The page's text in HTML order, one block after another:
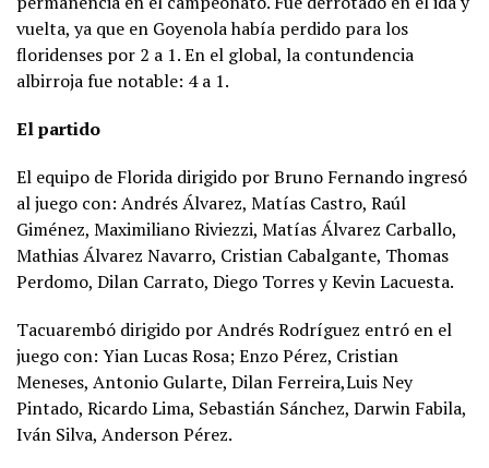
vuelta, ya que en Goyenola había perdido para los
floridenses por 2 a 1. En el global, la contundencia
albirroja fue notable: 4 a 1.
El partido
El equipo de Florida dirigido por Bruno Fernando ingresó
al juego con: Andrés Álvarez, Matías Castro, Raúl
Giménez, Maximiliano Riviezzi, Matías Álvarez Carballo,
Mathias Álvarez Navarro, Cristian Cabalgante, Thomas
Perdomo, Dilan Carrato, Diego Torres y Kevin Lacuesta.
Tacuarembó dirigido por Andrés Rodríguez entró en el
juego con: Yian Lucas Rosa; Enzo Pérez, Cristian
Meneses, Antonio Gularte, Dilan Ferreira,Luis Ney
Pintado, Ricardo Lima, Sebastián Sánchez, Darwin Fabila,
Iván Silva, Anderson Pérez.